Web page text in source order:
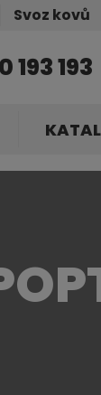
193 193
Svoz kovů